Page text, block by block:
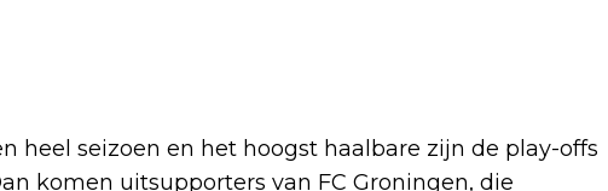
heel seizoen en het hoogst haalbare zijn de play-offs
komen uitsupporters van FC Groningen, die